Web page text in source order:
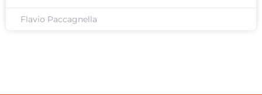
Flavio Paccagnella